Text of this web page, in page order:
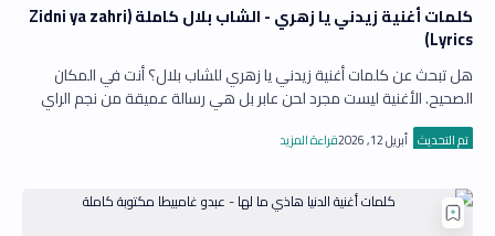
كلمات أغنية زيدني يا زهري - الشاب بلال كاملة (Zidni ya zahri
Lyrics)
هل تبحث عن كلمات أغنية زيدني يا زهري للشاب بلال؟ أنت في المكان
الصحيح. الأغنية ليست مجرد لحن عابر بل هي رسالة عميقة من نجم الراي
الجزائري مليئة بالشج…